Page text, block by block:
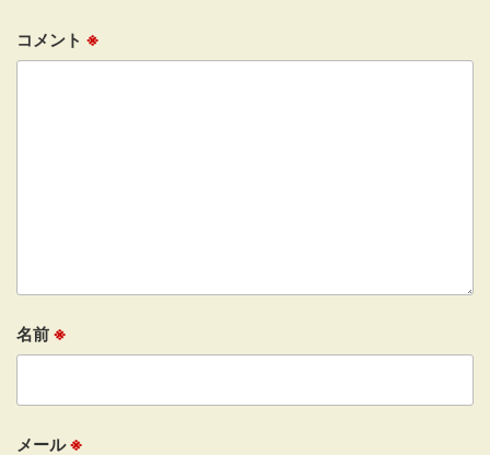
コメント ※
名前 ※
メール※